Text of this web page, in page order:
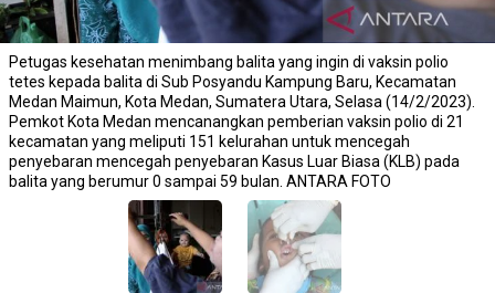
Petugas kesehatan menimbang balita yang ingin di vaksin polio
tetes kepada balita di Sub Posyandu Kampung Baru, Kecamatan
Medan Maimun, Kota Medan, Sumatera Utara, Selasa (14/2/2023).
Pemkot Kota Medan mencanangkan pemberian vaksin polio di 21
kecamatan yang meliputi 151 kelurahan untuk mencegah
penyebaran mencegah penyebaran Kasus Luar Biasa (KLB) pada
balita yang berumur 0 sampai 59 bulan. ANTARA FOTO